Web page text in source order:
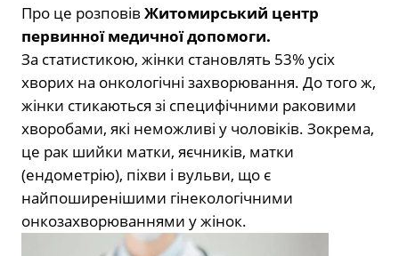
Про це розповів Житомирський центр
первинної медичної допомоги.
За статистикою, жінки становлять 53% усіх
хворих на онкологічні захворювання. До того ж,
жінки стикаються зі специфічними раковими
хворобами, які неможливі у чоловіків. Зокрема,
це рак шийки матки, яєчників, матки
(ендометрію), піхви і вульви, що є
найпоширенішими гінекологічними
онкозахворюваннями у жінок.